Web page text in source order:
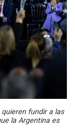
fundir a las
la Argentina es